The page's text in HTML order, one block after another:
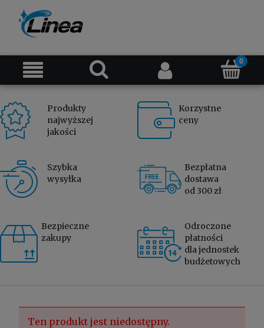
Produkty
najwyższej
jakości
Korzystne
ceny
Szybka
wysyłka
Bezpłatna
dostawa
od 300 zł
Bezpieczne
zakupy
Odroczone
płatności
dla jednostek
budżetowych
Ten produkt jest niedostępny.